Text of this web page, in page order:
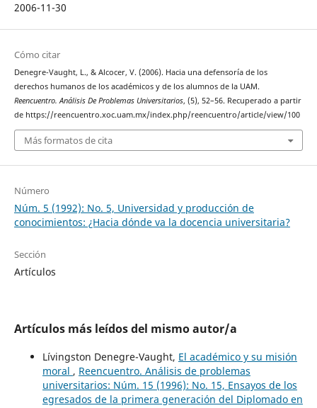
2006-11-30
Cómo citar
Denegre-Vaught, L., & Alcocer, V. (2006). Hacia una defensoría de los
derechos humanos de los académicos y de los alumnos de la UAM.
Reencuentro. Análisis De Problemas Universitarios, (5), 52–56. Recuperado a partir
de https://reencuentro.xoc.uam.mx/index.php/reencuentro/article/view/100
Más formatos de cita
Número
Núm. 5 (1992): No. 5, Universidad y producción de
conocimientos: ¿Hacia dónde va la docencia universitaria?
Sección
Artículos
Artículos más leídos del mismo autor/a
Lívingston Denegre-Vaught, El académico y su misión
moral , Reencuentro. Análisis de problemas
universitarios: Núm. 15 (1996): No. 15, Ensayos de los
egresados de la primera generación del Diplomado en